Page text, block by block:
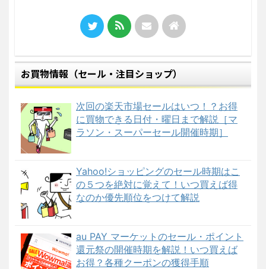
お買物情報（セール・注目ショップ）
次回の楽天市場セールはいつ！？お得
に買物できる日付・曜日まで解説［マ
ラソン・スーパーセール開催時期］
Yahoo!ショッピングのセール時期はこ
の５つを絶対に覚えて！いつ買えば得
なのか優先順位をつけて解説
au PAY マーケットのセール・ポイント
還元祭の開催時期を解説！いつ買えば
お得？各種クーポンの獲得手順